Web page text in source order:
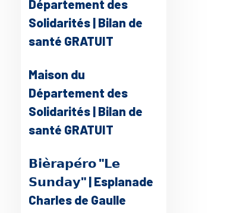
Département des
Solidarités | Bilan de
santé GRATUIT
Maison du
Département des
Solidarités | Bilan de
santé GRATUIT
𝗕𝗶𝗲̀𝗿𝗮𝗽𝗲́𝗿𝗼 "𝗟𝗲
𝗦𝘂𝗻𝗱𝗮𝘆" | Esplanade
Charles de Gaulle